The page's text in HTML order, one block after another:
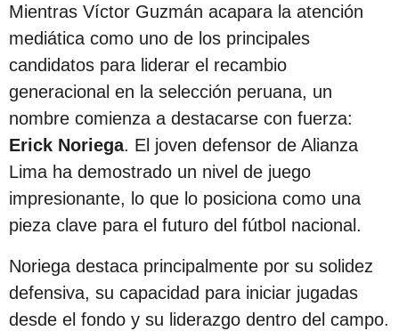
a
c
i
ó
n
2
a
ñ
o
s
d
e
Mientras Víctor Guzmán acapara la atención
mediática como uno de los principales
candidatos para liderar el recambio
generacional en la selección peruana, un
nombre comienza a destacarse con fuerza:
Erick Noriega. El joven defensor de Alianza
Lima ha demostrado un nivel de juego
impresionante, lo que lo posiciona como una
pieza clave para el futuro del fútbol nacional.
Noriega destaca principalmente por su solidez
defensiva, su capacidad para iniciar jugadas
desde el fondo y su liderazgo dentro del campo.